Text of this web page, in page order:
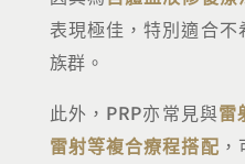
表現極佳，特別適合
族群。
此外，PRP亦常見與雷
雷射等複合療程搭配